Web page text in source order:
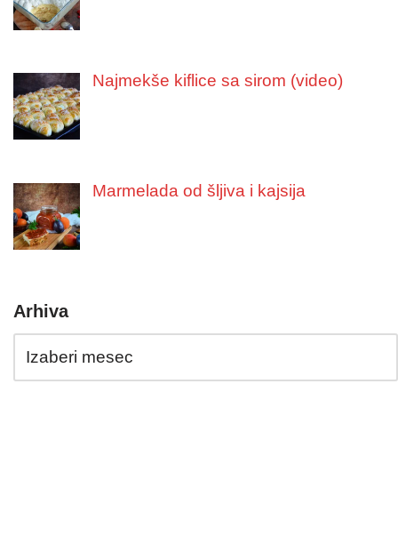
Najmekše kiflice sa sirom (video)
Marmelada od šljiva i kajsija
Arhiva